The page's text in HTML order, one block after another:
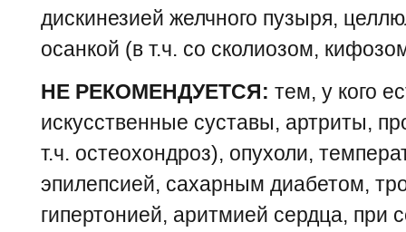
дискинезией желчного пузыря,
осанкой (в т.ч. со сколиозом,
НЕ РЕКОМЕНДУЕТСЯ: тем, у кого
искусственные суставы, артриты,
т.ч. остеохондроз), опухоли,
эпилепсией, сахарным диабетом,
гипертонией, аритмией сердца, при